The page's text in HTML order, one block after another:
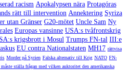
racism Apokalypsen nära Protagóras
rätt till intervention Annektering Syriza
utan Gränser G20-mötet Uncle Sam Ny
Europas vansinne USA:s tvåfrontskrig
krigsbrott i Mosul Trumps FN-tal III:e
EU contra Nationalstaten MH17 rättvisa
Morder på Syrien Falska alternativ till Krig NATO FN-
måste ställa frågan med vilken auktoritet den amerikanska